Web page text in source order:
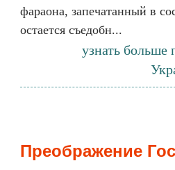
фараона, запечатанный в
остается съедобн...
узнать больше
Преображение